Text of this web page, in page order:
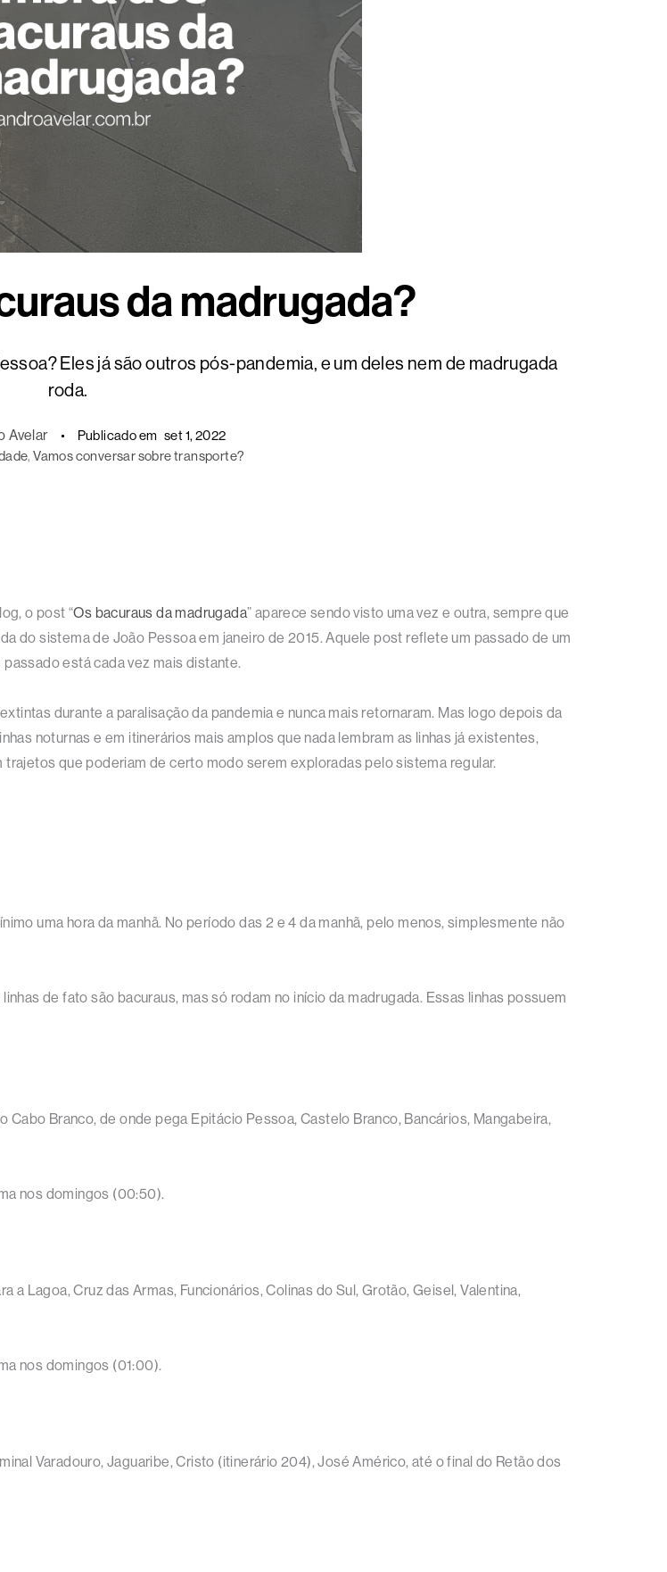
da madrugada?
Eles já são outros pós-pandemia, e um deles nem de madrugada
roda.
Avelar Publicado em set 1, 2022
, Vamos conversar sobre transporte?
o post “Os bacuraus da madrugada” aparece sendo visto uma vez e outra, sempre que
do sistema de João Pessoa em janeiro de 2015. Aquele post reflete um passado de um
está cada vez mais distante.
durante a paralisação da pandemia e nunca mais retornaram. Mas logo depois da
noturnas e em itinerários mais amplos que nada lembram as linhas já existentes,
que poderiam de certo modo serem exploradas pelo sistema regular.
uma hora da manhã. No período das 2 e 4 da manhã, pelo menos, simplesmente não
de fato são bacuraus, mas só rodam no início da madrugada. Essas linhas possuem
Branco, de onde pega Epitácio Pessoa, Castelo Branco, Bancários, Mangabeira,
nos domingos (00:50).
Lagoa, Cruz das Armas, Funcionários, Colinas do Sul, Grotão, Geisel, Valentina,
nos domingos (01:00).
Varadouro, Jaguaribe, Cristo (itinerário 204), José Américo, até o final do Retão dos